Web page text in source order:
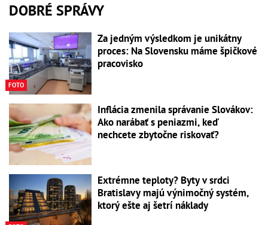
DOBRÉ SPRÁVY
FOTO
Za jedným výsledkom je unikátny
proces: Na Slovensku máme špičkové
pracovisko
Inflácia zmenila správanie Slovákov:
Ako narábať s peniazmi, keď
nechcete zbytočne riskovať?
Extrémne teploty? Byty v srdci
Bratislavy majú výnimočný systém,
ktorý ešte aj šetrí náklady